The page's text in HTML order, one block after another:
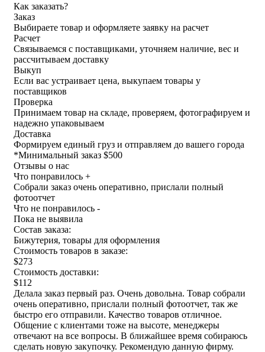
Как заказать?
Заказ
Выбираете товар и оформляете заявку на расчет
Расчет
Связываемся с поставщиками, уточняем наличие, вес и
рассчитываем доставку
Выкуп
Если вас устраивает цена, выкупаем товары у
поставщиков
Проверка
Принимаем товар на складе, проверяем, фотографируем и
надежно упаковываем
Доставка
Формируем единый груз и отправляем до вашего города
*Минимальный заказ $500
Отзывы о нас
Что понравилось +
Собрали заказ очень оперативно, прислали полный
фотоотчет
Что не понравилось -
Пока не выявила
Состав заказа:
Бижутерия, товары для оформления
Стоимость товаров в заказе:
$273
Стоимость доставки:
$112
Делала заказ первый раз. Очень довольна. Товар собрали
очень оперативно, прислали полный фотоотчет, так же
быстро его отправили. Качество товаров отличное.
Общение с клиентами тоже на высоте, менеджеры
отвечают на все вопросы. В ближайшее время собираюсь
сделать новую закупочку. Рекомендую данную фирму.